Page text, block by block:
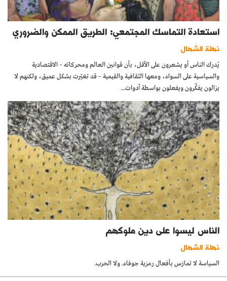
استعادة التماسك المجتمعي: الطريق الممكن والضروري
نهلة الشهال
يُدرك الناس أو يشعرون على الأقل، بأن قوانين العالم ومحركاته – الاقتصادية
والسياسية على السواء، ومعها الثقافية والقيمية – قد تغيّرت بشكل عميق، ولكنهم لا
يزالون يفكِّرون ويفعلون بواسطة أدوات...
الناس ليسوا على دين ملوكهم
نهلة الشهال
السياسة لا تمارَس بأفعال رمزية جوفاء. ولا الحرب.